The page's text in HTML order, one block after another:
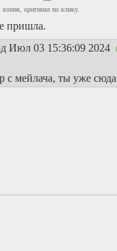
оригинал по клику.
пришла.
Июл 03 15:36:09 2024
с мейлача, ты уже сюда